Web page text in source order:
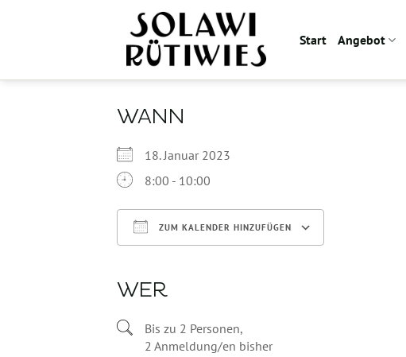
Start Angebot
WANN
18. Januar 2023
8:00 - 10:00
ZUM KALENDER HINZUFÜGEN
WER
Bis zu 2 Personen,
2 Anmeldung/en bisher